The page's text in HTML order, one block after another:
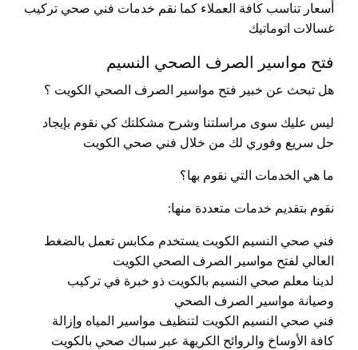
أسعار تناسب كافة العملاء كما نقم خدمات فني صحي تركيب
غسالات اتوماتيك
فتح مواسير الصرف الصحي النسيم
هل تبحث عن خبير فتح مواسير الصرف الصحي الكويت ؟
ليس عليك سوى مراسلتنا وشرح مشكلتك كي نقوم بإيجاد
حل سريع وفوري لك من خلال فني صحي الكويت
ما هي الخدمات التي نقوم بها؟
نقوم بتقديم خدمات متعددة منها:
فني صحي النسيم الكويت يستخدم مكابس تعمل بالضغط
العالي لفتح مواسير الصرف الصحي الكويت
لدينا معلم صحي النسيم بالكويت ذو خبرة في تركيب
وصيانة مواسير الصرف الصحي
فني صحي النسيم الكويت لتنظيف مواسير المياه وإزالة
كافة الأوساخ والروائح الكريهة عبر سباك صحي بالكويت